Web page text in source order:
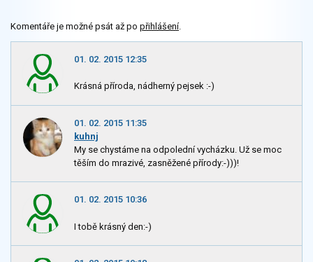
Komentáře je možné psát až po přihlášení.
01. 02. 2015 12:35
Krásná příroda, nádherný pejsek :-)
01. 02. 2015 11:35
kuhnj
My se chystáme na odpolední vycházku. Už se moc
těším do mrazivé, zasněžené přírody:-)))!
01. 02. 2015 10:36
I tobě krásný den:-)